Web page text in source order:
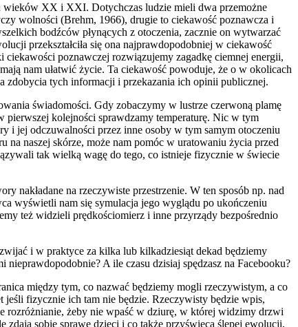
wieków XX i XXI. Dotychczas ludzie mieli dwa przemożne
wolności (Brehm, 1966), drugie to ciekawość poznawcza i
bodźców płynących z otoczenia, zacznie on wytwarzać
przekształciła się ona najprawdopodobniej w ciekawość
ciekawości poznawczej rozwiązujemy zagadkę ciemnej energii,
nam ułatwić życie. Ta ciekawość powoduje, że o w okolicach
zdobycia tych informacji i przekazania ich opinii publicznej.
świadomości. Gdy zobaczymy w lustrze czerwoną plamę
pierwszej kolejności sprawdzamy temperaturę. Nic w tym
i jej odczuwalności przez inne osoby w tym samym otoczeniu
naszej skórze, może nam pomóc w uratowaniu życia przed
tak wielką wagę do tego, co istnieje fizycznie w świecie
nakładane na rzeczywiste przestrzenie. W ten sposób np. nad
wyświetli nam się symulacja jego wyglądu po ukończeniu
też widzieli prędkościomierz i inne przyrządy bezpośrednio
i w praktyce za kilka lub kilkadziesiąt dekad będziemy
A ile czasu dzisiaj spędzasz na Facebooku?
między tym, co nazwać będziemy mogli rzeczywistym, a co
jeśli fizycznie ich tam nie będzie. Rzeczywisty będzie wpis,
rozróżnianie, żeby nie wpaść w dziurę, w której widzimy drzwi
zdają sobie sprawę dzieci i co także przyświeca ślepej ewolucji.